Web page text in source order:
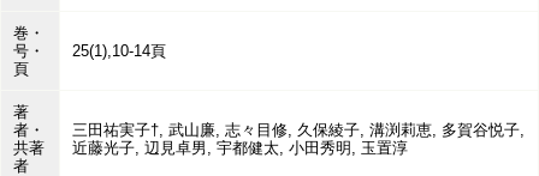
巻・
号・
頁
25(1),10-14頁
著
者・
共著
者
三田祐実子†, 武山廉, 志々目修, 久保綾子, 溝渕莉恵, 多賀谷悦子,
近藤光子, 辺見卓男, 宇都健太, 小田秀明, 玉置淳